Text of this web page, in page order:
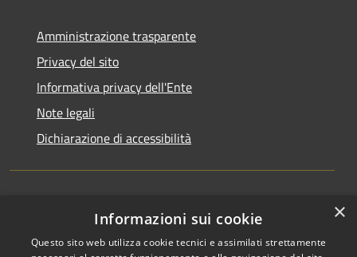
Amministrazione trasparente
Privacy del sito
Informativa privacy dell'Ente
Note legali
Dichiarazione di accessibilità
Newsletter ×
Informazioni sui cookie
Questo sito web utilizza cookie tecnici e assimilati strettamente